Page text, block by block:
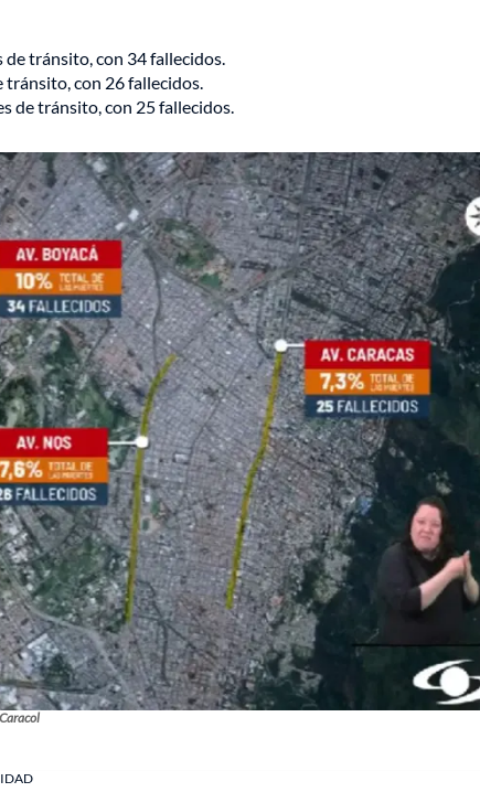
de tránsito, con 34 fallecidos.
tránsito, con 26 fallecidos.
de tránsito, con 25 fallecidos.